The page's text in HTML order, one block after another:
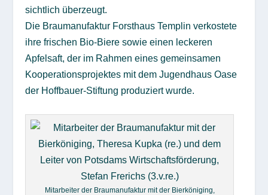
sichtlich überzeugt.
Die Braumanufaktur Forsthaus Templin verkostete
ihre frischen Bio-Biere sowie einen leckeren
Apfelsaft, der im Rahmen eines gemeinsamen
Kooperationsprojektes mit dem Jugendhaus Oase
der Hoffbauer-Stiftung produziert wurde.
Mitarbeiter der Braumanufaktur mit der Bierköniging,